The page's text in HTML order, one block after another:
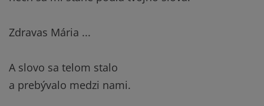
Zdravas Mária ...
A slovo sa telom stalo
a prebývalo medzi nami.